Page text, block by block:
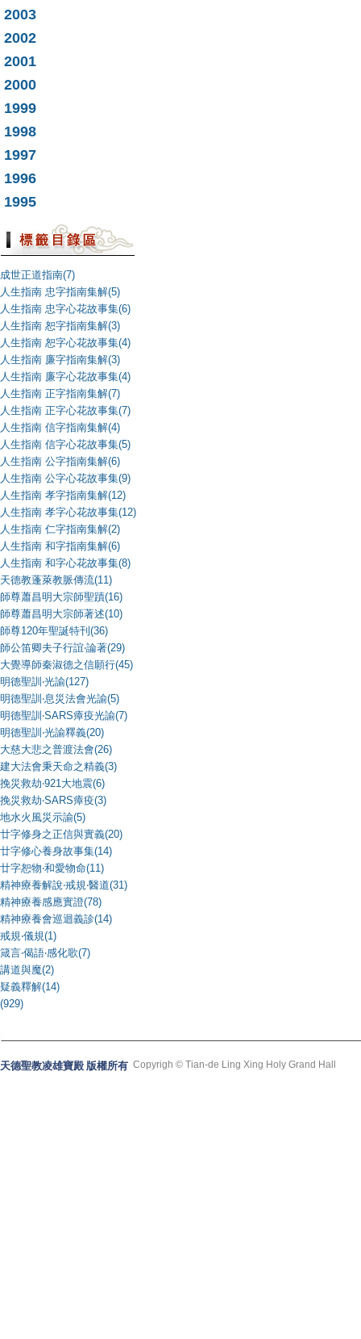
2003
2002
2001
2000
1999
1998
1997
1996
1995
成世正道指南(7)
人生指南 忠字指南集解(5)
人生指南 忠字心花故事集(6)
人生指南 恕字指南集解(3)
人生指南 恕字心花故事集(4)
人生指南 廉字指南集解(3)
人生指南 廉字心花故事集(4)
人生指南 正字指南集解(7)
人生指南 正字心花故事集(7)
人生指南 信字指南集解(4)
人生指南 信字心花故事集(5)
人生指南 公字指南集解(6)
人生指南 公字心花故事集(9)
人生指南 孝字指南集解(12)
人生指南 孝字心花故事集(12)
人生指南 仁字指南集解(2)
人生指南 和字指南集解(6)
人生指南 和字心花故事集(8)
天德教蓬萊教脈傳流(11)
師尊蕭昌明大宗師聖蹟(16)
師尊蕭昌明大宗師著述(10)
師尊120年聖誕特刊(36)
師公笛卿夫子行誼‧論著(29)
大覺導師秦淑德之信願行(45)
明德聖訓‧光諭(127)
明德聖訓‧息災法會光諭(5)
明德聖訓‧SARS瘴疫光諭(7)
明德聖訓‧光諭釋義(20)
大慈大悲之普渡法會(26)
建大法會秉天命之精義(3)
挽災救劫‧921大地震(6)
挽災救劫‧SARS瘴疫(3)
地水火風災示諭(5)
廿字修身之正信與實義(20)
廿字修心養身故事集(14)
廿字恕物‧和愛物命(11)
精神療養解說‧戒規‧醫道(31)
精神療養感應實證(78)
精神療養會巡迴義診(14)
戒規‧儀規(1)
箴言‧偈語‧感化歌(7)
講道與魔(2)
疑義釋解(14)
(929)
天德聖教凌雄寶殿 版權所有 Copyrigh © Tian-de Ling Xing Holy Grand Hall